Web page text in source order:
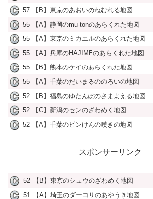
57
【B】東京のあおいのねむれる地図
55
【A】静岡のmu-tonのあらくれた地図
55
【A】東京のミカエルのあらくれた地図
55
【A】兵庫のHAJIMEのあらくれた地図
55
【B】熊本のケイのあらくれた地図
55
【A】千葉のだいまるののろいの地図
52
【B】福島のゆたんぽのさまよえる地図
52
【C】新潟のセンのざわめく地図
52
【A】千葉のピンけんの嘆きの地図
スポンサーリンク
52 【B】東京のシュウのざわめく地図
51
【A】埼玉のダーコリのあやうき地図